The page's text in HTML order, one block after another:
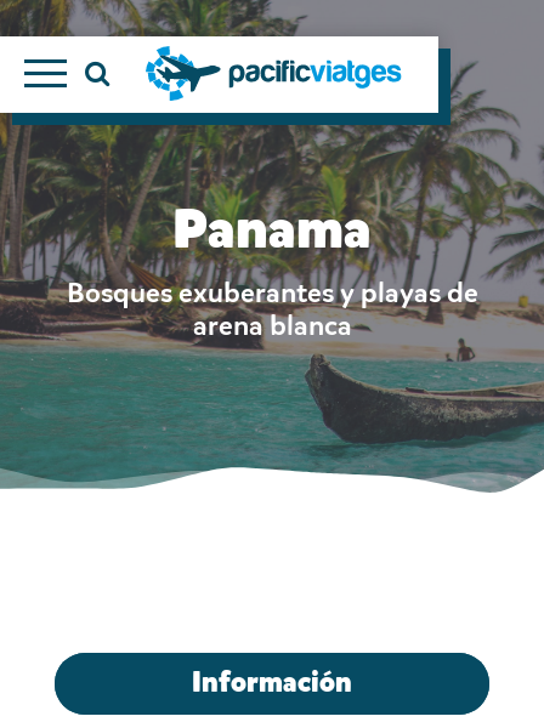
Panama
Bosques exuberantes y playas de
arena blanca
Información